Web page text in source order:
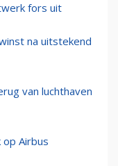
fors uit
na uitstekend
van luchthaven
Airbus